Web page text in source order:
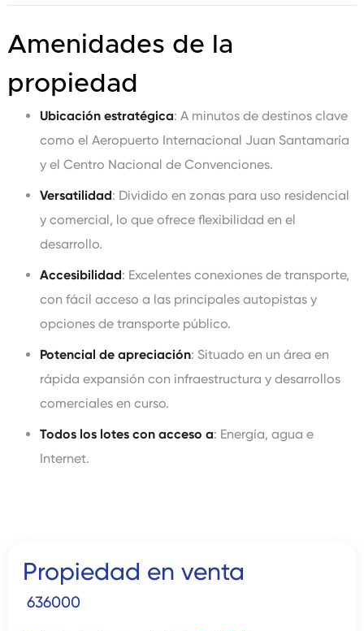
Amenidades de la
propiedad
Ubicación estratégica: A minutos de destinos clave
como el Aeropuerto Internacional Juan Santamaría
y el Centro Nacional de Convenciones.
Versatilidad: Dividido en zonas para uso residencial
y comercial, lo que ofrece flexibilidad en el
desarrollo.
Accesibilidad: Excelentes conexiones de transporte,
con fácil acceso a las principales autopistas y
opciones de transporte público.
Potencial de apreciación: Situado en un área en
rápida expansión con infraestructura y desarrollos
comerciales en curso.
Todos los lotes con acceso a: Energía, agua e
Internet.
Propiedad en venta
636000